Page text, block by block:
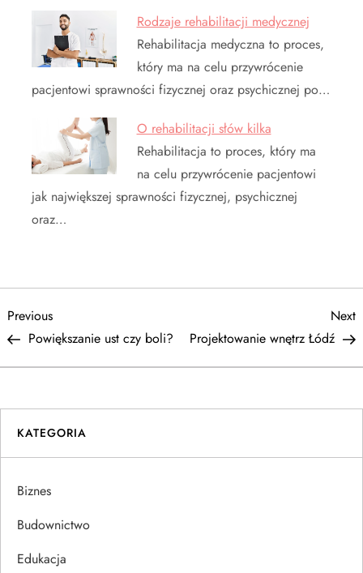
Rodzaje rehabilitacji medycznej
Rehabilitacja medyczna to proces,
który ma na celu przywrócenie
pacjentowi sprawności fizycznej oraz psychicznej po…
O rehabilitacji słów kilka
Rehabilitacja to proces, który ma
na celu przywrócenie pacjentowi
jak największej sprawności fizycznej, psychicznej
oraz…
N
a
w
g
a
c
Previous
Post
Previous
Powiększanie ust czy boli?
Next
Projektowanie wnętrz Łódź
KATEGORIA
Biznes
Budownictwo
Edukacja